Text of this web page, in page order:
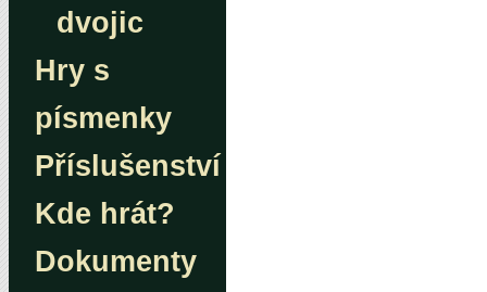
dvojic
Hry s
písmenky
Příslušenství
Kde hrát?
Dokumenty